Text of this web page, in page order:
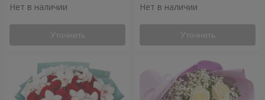
Нет в наличии
Уточнить
Нет в наличии
Уточнить